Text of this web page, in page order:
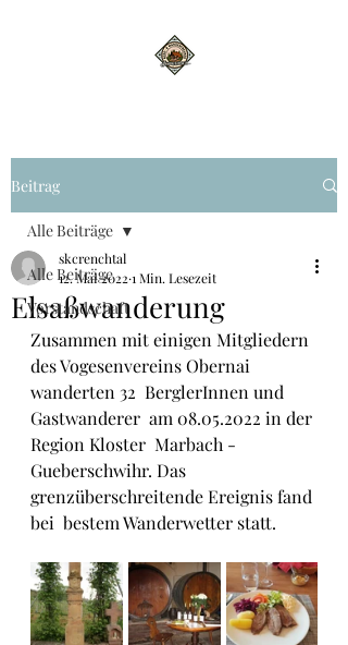
Beitrag
Alle Beiträge
Vorstandschaft
Alle Beiträge
Elsaßwanderung
skcrenchtal
12. Mai 2022 1 Min. Lesezeit
Zusammen mit einigen Mitgliedern
des Vogesenvereins Obernai
wanderten 32  BerglerInnen und
Gastwanderer  am 08.05.2022 in der
Region Kloster  Marbach -
Gueberschwihr. Das
grenzüberschreitende Ereignis fand
bei  bestem Wanderwetter statt.